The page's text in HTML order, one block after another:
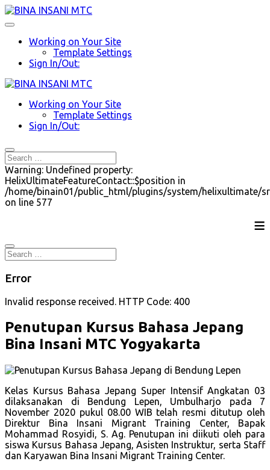
Working on Your Site
Template Settings
Sign In/Out:
Working on Your Site
Template Settings
Sign In/Out:
Warning: Undefined property:
HelixUltimateFeatureContact::$position in
/home/binain01/public_html/plugins/system/helixultimate/
on line 577
≡
Error
Invalid response received. HTTP Code: 400
Penutupan Kursus Bahasa Jepang
Bina Insani MTC Yogyakarta
Kelas Kursus Bahasa Jepang Super Intensif Angkatan 03
dilaksanakan di Bendung Lepen, Umbulharjo pada 7
November 2020 pukul 08.00 WIB telah resmi ditutup oleh
Direktur Bina Insani Migrant Training Center, Bapak
Mohammad Rosyidi, S. Ag. Penutupan ini diikuti oleh para
siswa Kursus Bahasa Jepang, Asisten Instruktur, serta Staff
dan Karyawan Bina Insani Migrant Training Center.